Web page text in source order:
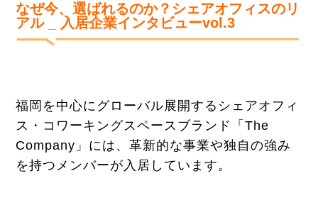
なぜ今、選ばれるのか？シェアオフィスのリ
アル _ 入居企業インタビューvol.3
福岡を中心にグローバル展開するシェアオフィ
ス・コワーキングスペースブランド「The
Company」には、革新的な事業や独自の強み
を持つメンバーが入居しています。